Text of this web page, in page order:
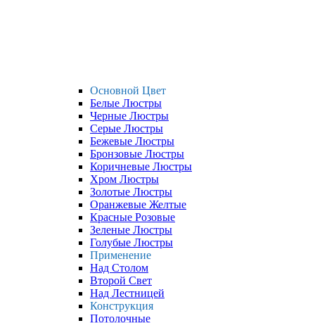
Основной Цвет
Белые Люстры
Черные Люстры
Серые Люстры
Бежевые Люстры
Бронзовые Люстры
Коричневые Люстры
Хром Люстры
Золотые Люстры
Оранжевые Желтые
Красные Розовые
Зеленые Люстры
Голубые Люстры
Применение
Над Столом
Второй Свет
Над Лестницей
Конструкция
Потолочные